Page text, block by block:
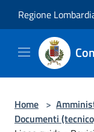
Regione
Home >
Documenti